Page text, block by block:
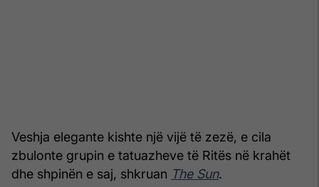
Veshja elegante kishte një vijë të zezë, e cila
zbulonte grupin e tatuazheve të Ritës në krahët
dhe shpinën e saj, shkruan The Sun.